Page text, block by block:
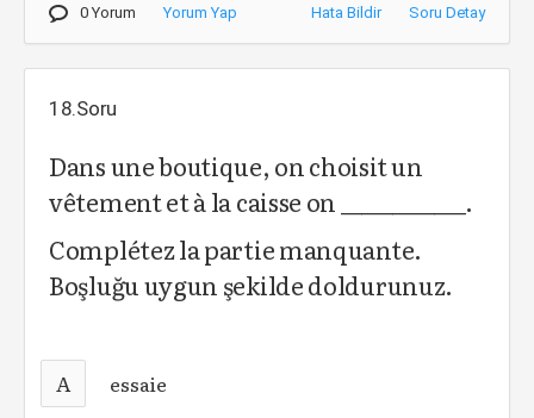
0 Yorum Yorum Yap Hata Bildir Soru Detay
18.Soru
Dans une boutique, on choisit un
vêtement et à la caisse on ____________.
Complétez la partie manquante.
Boşluğu uygun şekilde doldurunuz.
A essaie